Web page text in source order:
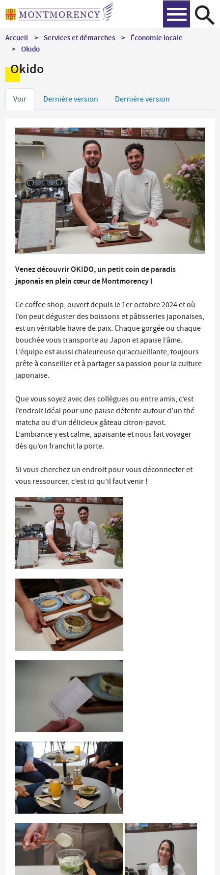
Aller
au
principal
Accueil Services et démarches
Économie locale
Okido
Okido
Onglets
Voir Dernière version Dernière version
Venez découvrir OKIDO, un petit coin de paradis
japonais en plein cœur de Montmorency !
Ce coffee shop, ouvert depuis le 1er octobre 2024 et où
l’on peut déguster des boissons et pâtisseries japonaises,
est un véritable havre de paix. Chaque gorgée ou chaque
bouchée vous transporte au Japon et apaise l’âme.
L’équipe est aussi chaleureuse qu’accueillante, toujours
prête à conseiller et à partager sa passion pour la culture
japonaise.
Que vous soyez avec des collègues ou entre amis, c’est
l’endroit idéal pour une pause détente autour d’un thé
matcha ou d’un délicieux gâteau citron-pavot.
L’ambiance y est calme, apaisante et nous fait voyager
dès qu’on franchit la porte.
Si vous cherchez un endroit pour vous déconnecter et
vous ressourcer, c’est ici qu’il faut venir !